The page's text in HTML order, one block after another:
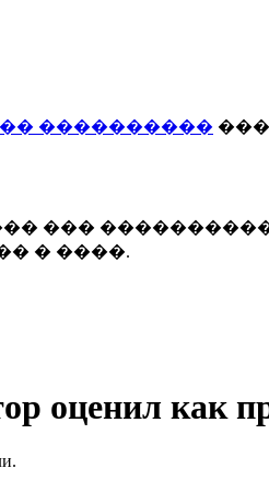
����������
���
� ����.
оценил как